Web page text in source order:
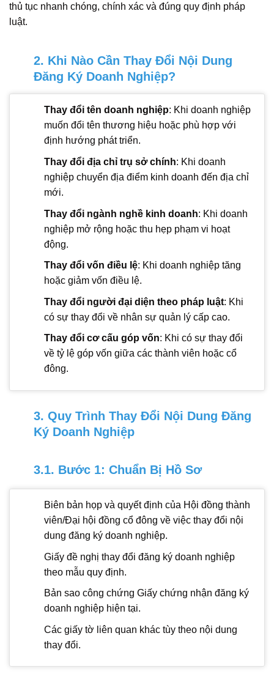
thủ tục nhanh chóng, chính xác và đúng quy định pháp
luật.
2. Khi Nào Cần Thay Đổi Nội Dung
Đăng Ký Doanh Nghiệp?
Thay đổi tên doanh nghiệp: Khi doanh nghiệp
muốn đổi tên thương hiệu hoặc phù hợp với
định hướng phát triển.
Thay đổi địa chỉ trụ sở chính: Khi doanh
nghiệp chuyển địa điểm kinh doanh đến địa chỉ
mới.
Thay đổi ngành nghề kinh doanh: Khi doanh
nghiệp mở rộng hoặc thu hẹp phạm vi hoạt
động.
Thay đổi vốn điều lệ: Khi doanh nghiệp tăng
hoặc giảm vốn điều lệ.
Thay đổi người đại diện theo pháp luật: Khi
có sự thay đổi về nhân sự quản lý cấp cao.
Thay đổi cơ cấu góp vốn: Khi có sự thay đổi
về tỷ lệ góp vốn giữa các thành viên hoặc cổ
đông.
3. Quy Trình Thay Đổi Nội Dung Đăng
Ký Doanh Nghiệp
3.1. Bước 1: Chuẩn Bị Hồ Sơ
Biên bản họp và quyết định của Hội đồng thành
viên/Đại hội đồng cổ đông về việc thay đổi nội
dung đăng ký doanh nghiệp.
Giấy đề nghị thay đổi đăng ký doanh nghiệp
theo mẫu quy định.
Bản sao công chứng Giấy chứng nhận đăng ký
doanh nghiệp hiện tại.
Các giấy tờ liên quan khác tùy theo nội dung
thay đổi.